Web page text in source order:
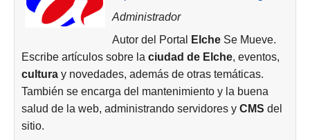
Administrador
Autor del Portal
ElcheSe Mueve.
Escribe artículos sobre la ciudad de Elche, eventos,
cultura y novedades, además de otras temáticas.
También se encarga del mantenimiento y la buena
salud de la web, administrando servidores y CMS del
sitio.